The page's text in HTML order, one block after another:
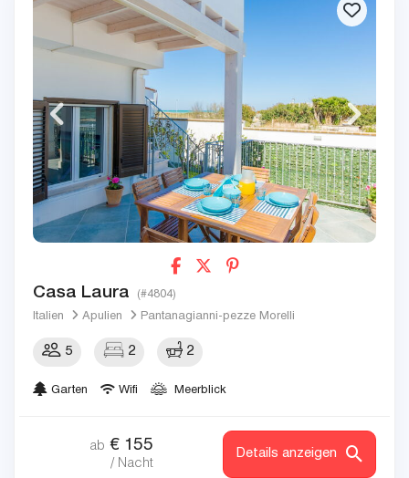
Casa Laura (#4804)
Italien Apulien Pantanagianni-pezze Morelli
5 2 2
Garten Wifi Meerblick
ab € 155
/ Nacht
Details anzeigen